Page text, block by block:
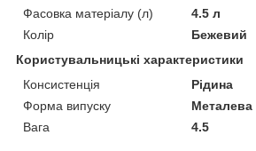
Фасовка матеріалу (л)
4.5 л
Колір
Бежевий
Користувальницькі характеристики
Консистенція
Рідина
Форма випуску
Металева
Вага
4.5